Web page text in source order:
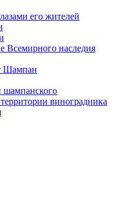
его жителей
Всемирного наследия
Шампан
шампанского
виноградника